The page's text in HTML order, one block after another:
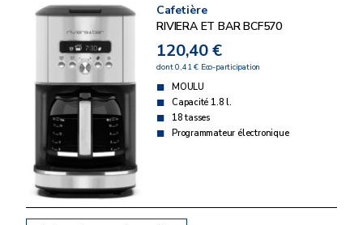
Cafetière
RIVIERA ET BAR BCF570
120,40 €
dont 0,41 € Eco-participation
MOULU
Capacité 1.8 l.
18 tasses
Programmateur électronique